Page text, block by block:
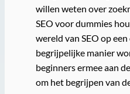
willen weten over
SEO voor dummies
wereld van SEO op
begrijpelijke manier
beginners ermee aan
om het begrijpen van